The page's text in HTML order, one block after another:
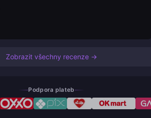
Zobrazit všechny recenze →
Podpora plateb